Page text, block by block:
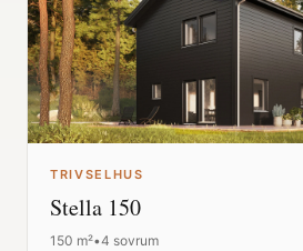
TRIVSELHUS
Stella 150
150 m²•4 sovrum